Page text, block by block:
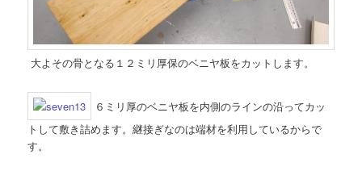
大よその骨となる１２ミリ厚保のベニヤ板をカットします。
６ミリ厚のベニヤ板を内側のラインの沿ってカッ
トして敷き詰めます。継接ぎなのは端材を利用しているからで
す。